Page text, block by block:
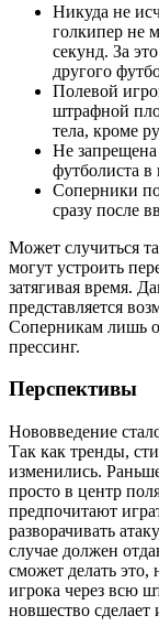
Никуда не
голкипер не
секунд. За
другого
Полевой
штрафной
тела, кроме
Не запрещена
футболиста
Соперники
сразу после
Может случиться
могут устроить
затягивая время.
представляется
Соперникам лишь
прессинг.
Перспективы
Нововведение
Так как тренды,
изменились.
просто в центр
предпочитают
разворачивать
случае должен
сможет делать это,
игрока через всю
новшество сделает